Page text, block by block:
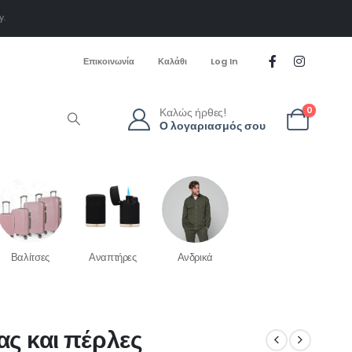
Επικοινωνία Καλάθι Log In
Καλώς ήρθες!
Ο λογαριασμός σου
0
Βαλίτσες Αναπτήρες Ανδρικά
και πέρλες